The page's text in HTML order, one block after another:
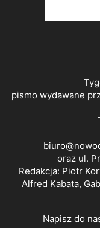
pismo wydawane
oraz ul.
Redakcja: Piotr
Alfred Kabata,
Napisz do